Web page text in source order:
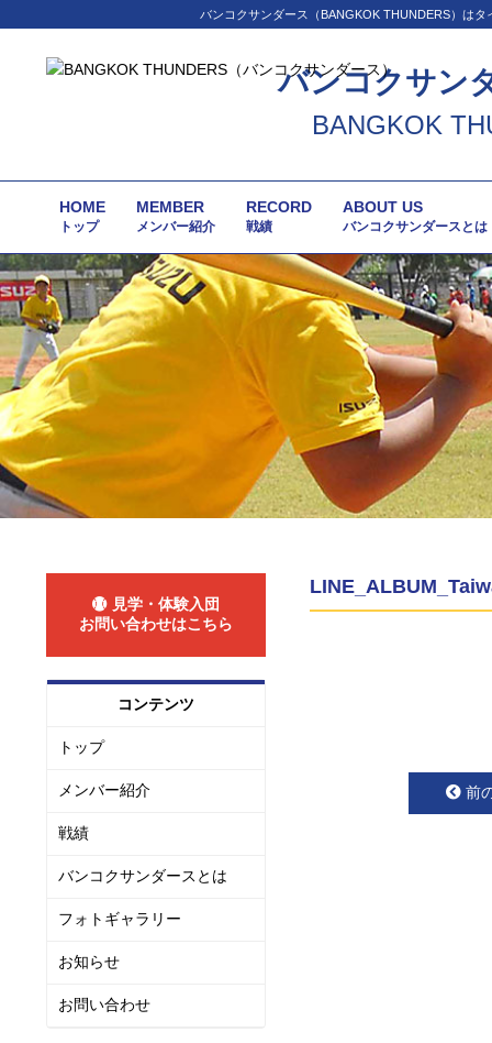
バンコクサンダース（BANGKOK THUNDERS）は
バンコクサン
BANGKOK
HOME
トップ
MEMBER
メンバー紹介
RECORD
戦績
ABOUT US
バンコクサンダースとは
前
見学・体験入団
お問い合わせはこちら
コンテンツ
トップ
メンバー紹介
戦績
バンコクサンダースとは
フォトギャラリー
お知らせ
お問い合わせ